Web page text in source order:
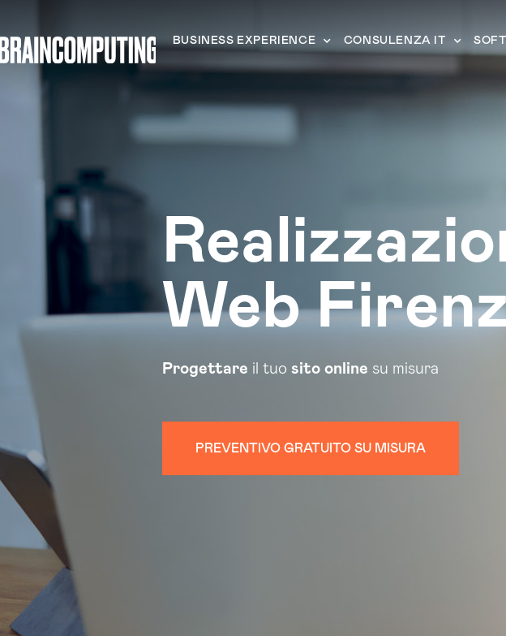
BUSINESS EXPERIENCE CONSULENZA IT
Web
Progettare il tuo sito online su misura
PREVENTIVO GRATUITO SU MISURA